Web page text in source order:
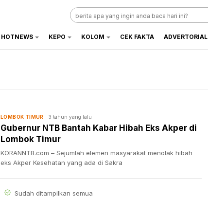
HOTNEWS KEPO KOLOM CEK FAKTA ADVERTORIAL
LOMBOK TIMUR 3 tahun yang lalu
Gubernur NTB Bantah Kabar Hibah Eks Akper di
Lombok Timur
KORANNTB.com – Sejumlah elemen masyarakat menolak hibah
eks Akper Kesehatan yang ada di Sakra
Sudah ditampilkan semua